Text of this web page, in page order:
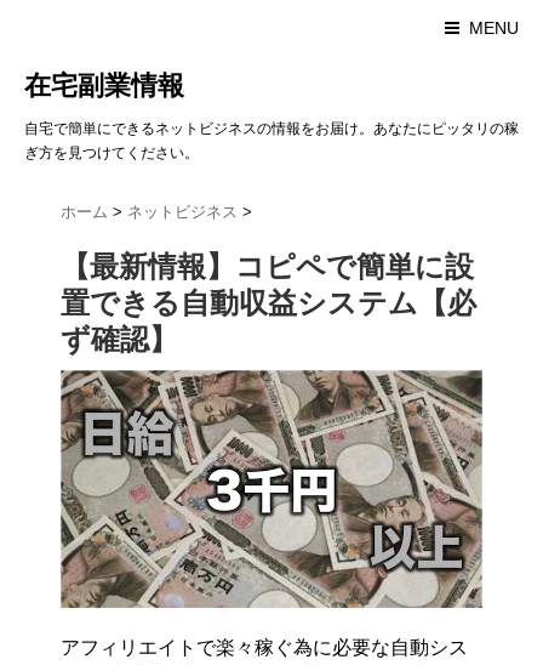
MENU
在宅副業情報
自宅で簡単にできるネットビジネスの情報をお届け。あなたにピッタリの稼
ぎ方を見つけてください。
ホーム > ネットビジネス >
【最新情報】コピペで簡単に設
置できる自動収益システム【必
ず確認】
アフィリエイトで楽々稼ぐ為に必要な自動シス